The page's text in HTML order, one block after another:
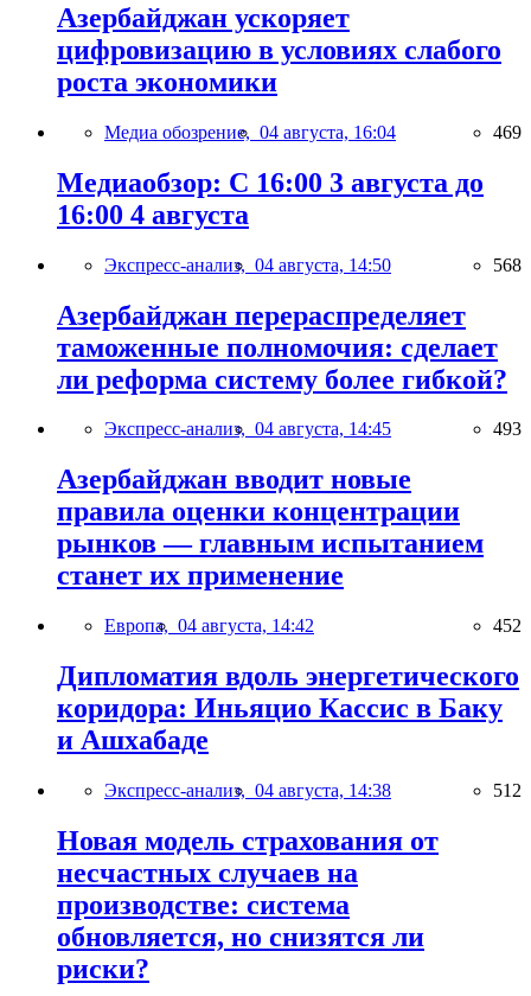
Азербайджан ускоряет
цифровизацию в условиях слабого
роста экономики
Медиа обозрение, 04 августа, 16:04 469
Медиаобзор: С 16:00 3 августа до
16:00 4 августа
Экспресс-анализ, 04 августа, 14:50 568
Азербайджан перераспределяет
таможенные полномочия: сделает
ли реформа систему более гибкой?
Экспресс-анализ, 04 августа, 14:45 493
Азербайджан вводит новые
правила оценки концентрации
рынков — главным испытанием
станет их применение
Европа, 04 августа, 14:42 452
Дипломатия вдоль энергетического
коридора: Иньяцио Кассис в Баку
и Ашхабаде
Экспресс-анализ, 04 августа, 14:38 512
Новая модель страхования от
несчастных случаев на
производстве: система
обновляется, но снизятся ли
риски?